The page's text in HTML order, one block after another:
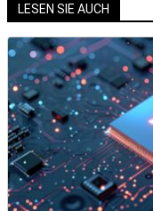
LESEN SIE AUCH